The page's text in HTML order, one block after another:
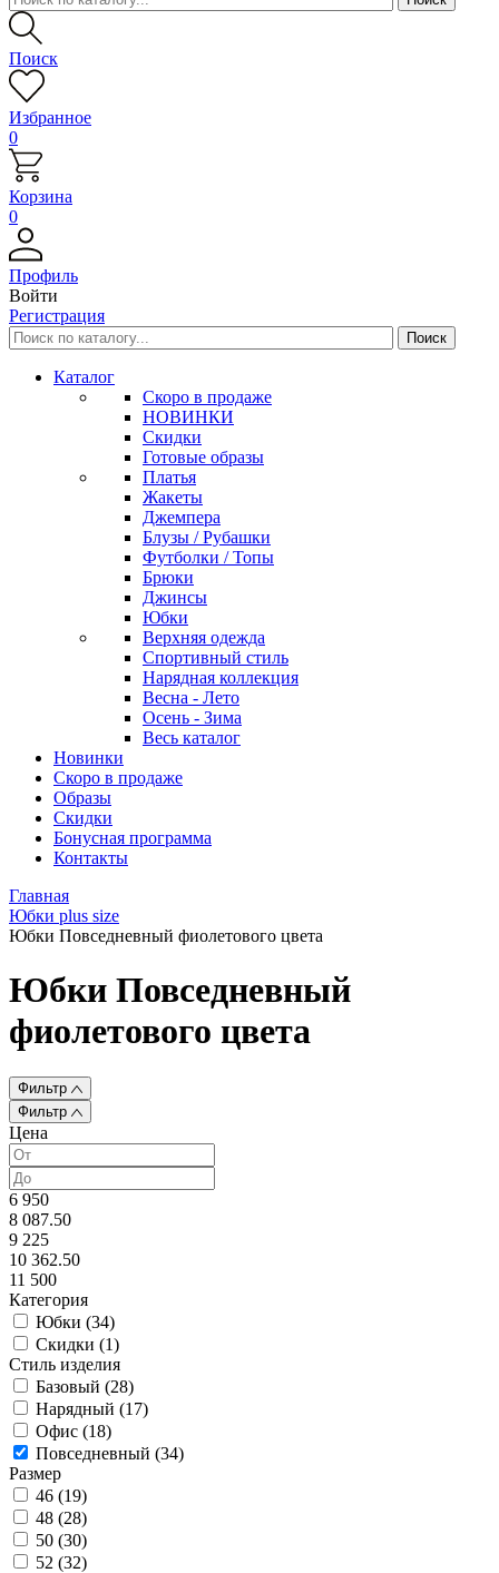
Поиск
Избранное
0
Корзина
0
Профиль
Войти
Регистрация
Каталог
Скоро в продаже
НОВИНКИ
Скидки
Готовые образы
Платья
Жакеты
Джемпера
Блузы / Рубашки
Футболки / Топы
Брюки
Джинсы
Юбки
Верхняя одежда
Спортивный стиль
Нарядная коллекция
Весна - Лето
Осень - Зима
Весь каталог
Новинки
Скоро в продаже
Образы
Скидки
Бонусная программа
Контакты
Главная
Юбки plus size
Юбки Повседневный фиолетового цвета
Юбки Повседневный
фиолетового цвета
Фильтр
Фильтр
Цена
6 950
8 087.50
9 225
10 362.50
11 500
Категория
Юбки (34)
Скидки (1)
Стиль изделия
Базовый (28)
Нарядный (17)
Офис (18)
Повседневный (34)
Размер
46 (19)
48 (28)
50 (30)
52 (32)